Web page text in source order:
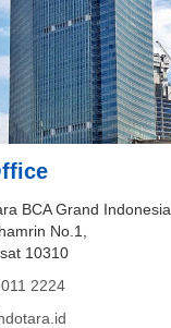
BCA Grand Indonesia
No.1,
10310
2224